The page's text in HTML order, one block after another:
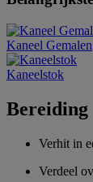
Kaneel Gemalen
Kaneelstok
Bereiding
Verhit in
Verdeel